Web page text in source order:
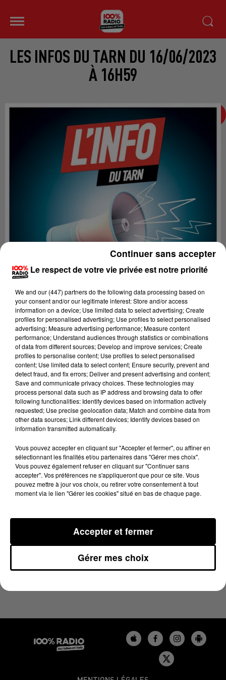
LES INFOS DU TARN DU 16/06/2023
À 16H59
Lecture (4 min 1 sec)
100%
16 juin 2023 - 4 min 1 sec
LES INFOS DU TARN DU 16/06/2023 À 16H59
Le respect de votre vie privée est notre priorité
We and our (447) partnersdo the following data processing based on
your consent and/or our legitimate interest: Store and/or access
information on a device; Use limited data to select advertising; Create
profiles for personalised advertising; Use profiles to select personalised
advertising; Measure advertising performance; Measure content
performance; Understand audiences through statistics or combinations
of data from different sources; Develop and improve services; Create
profiles to personalise content; Use profiles to select personalised
content; Use limited data to select content; Ensure security, prevent and
detect fraud, and fix errors; Deliver and present advertising and content;
Save and communicate privacy choices. These technologies may
process personal data such as IP address and browsing data to offer
following functionalities: Identify devices based on information actively
requested; Use precise geolocation data; Match and combine data from
other data sources; Link different devices; Identify devices based on
information transmitted automatically.
Vous pouvez accepter en cliquant sur "Accepter et fermer", ou affiner en
sélectionnant les finalités et/ou partenaires dans "Gérer mes choix".
Vous pouvez également refuser en cliquant sur "Continuer sans
accepter". Vos préférences ne s'appliqueront que pour ce site. Vous
pouvez mettre à jour vos choix, ou retirer votre consentement à tout
moment via le lien "Gérer les cookies" situé en bas de chaque page.
Gérer mes choix
Accepter et fermer
Continuer sans accepter